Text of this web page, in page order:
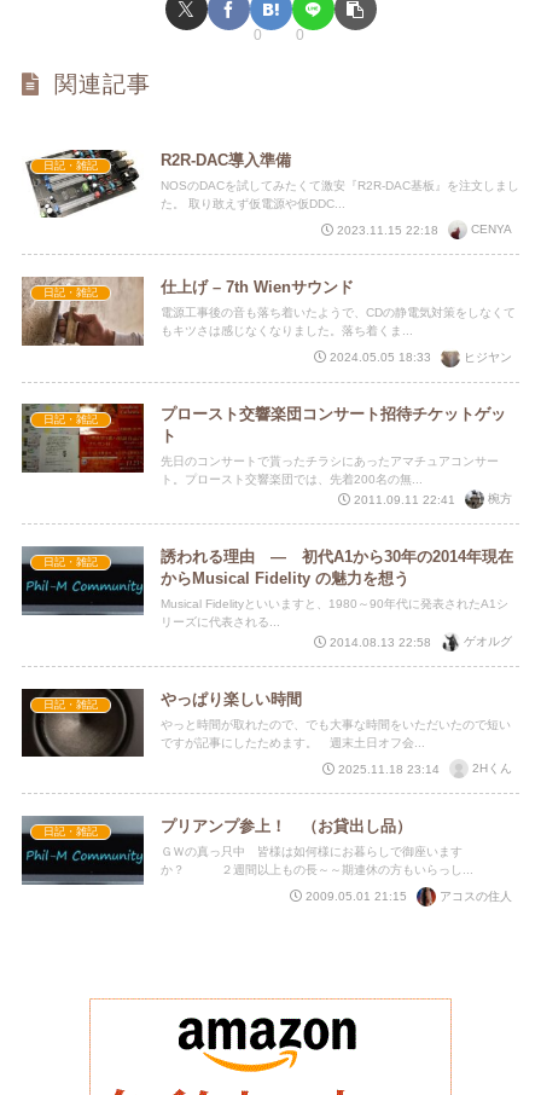
0 0
関連記事
日記・雑記 R2R-DAC導入準備
NOSのDACを試してみたくて激安『R2R-DAC基板』を注文しまし
た。 取り敢えず仮電源や仮DDC...
2023.11.15 22:18
CENYA
日記・雑記 仕上げ – 7th Wienサウンド
電源工事後の音も落ち着いたようで、CDの静電気対策をしなくて
もキツさは感じなくなりました。落ち着くま...
2024.05.05 18:33
ヒジヤン
日記・雑記
プロースト交響楽団コンサート招待チケットゲッ
ト
先日のコンサートで貰ったチラシにあったアマチュアコンサー
ト。プロースト交響楽団では、先着200名の無...
2011.09.11 22:41
椀方
日記・雑記
誘われる理由 ― 初代A1から30年の2014年現在
からMusical Fidelity の魅力を想う
Musical Fidelityといいますと、1980～90年代に発表されたA1シ
リーズに代表される...
2014.08.13 22:58
ゲオルグ
日記・雑記 やっぱり楽しい時間
やっと時間が取れたので、でも大事な時間をいただいたので短い
ですが記事にしたためます。 週末土日オフ会...
2025.11.18 23:14
2Hくん
日記・雑記 プリアンプ参上！ （お貸出し品）
ＧＷの真っ只中 皆様は如何様にお暮らしで御座います
か？ ２週間以上もの長～～期連休の方もいらっし...
2009.05.01 21:15
アコスの住人